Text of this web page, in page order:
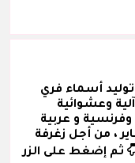
أسماء فري
وعشوائية
وفرنسية و عربية
، من أجل زغرفة
ثم إضغط على الزر